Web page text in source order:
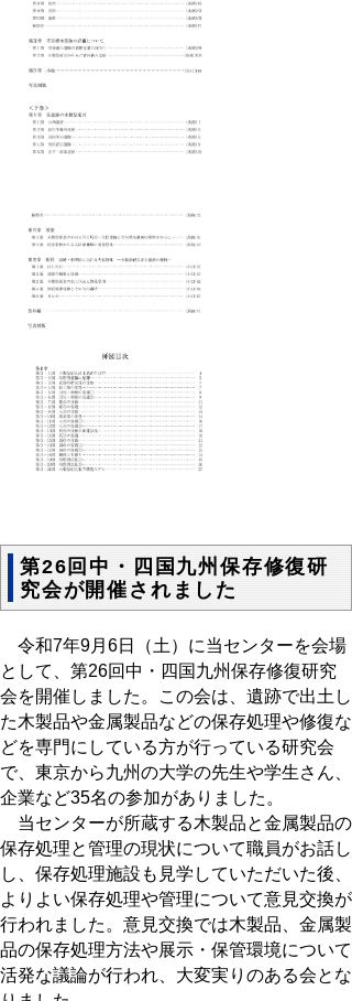
第26回中・四国九州保存修復研
究会が開催されました
令和7年9月6日（土）に当センターを会場
として、第26回中・四国九州保存修復研究
会を開催しました。この会は、遺跡で出土し
た木製品や金属製品などの保存処理や修復な
どを専門にしている方が行っている研究会
で、東京から九州の大学の先生や学生さん、
企業など35名の参加がありました。
当センターが所蔵する木製品と金属製品の
保存処理と管理の現状について職員がお話し
し、保存処理施設も見学していただいた後、
よりよい保存処理や管理について意見交換が
行われました。意見交換では木製品、金属製
品の保存処理方法や展示・保管環境について
活発な議論が行われ、大変実りのある会とな